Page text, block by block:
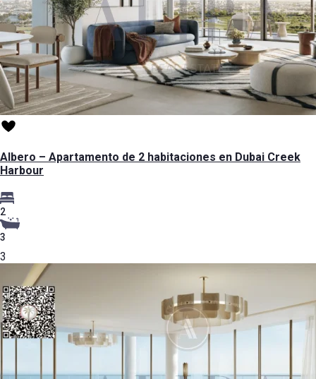
Albero – Apartamento de 2 habitaciones en Dubai Creek
Harbour
2
3
3